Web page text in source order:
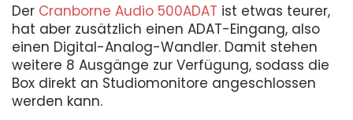
Der Cranborne Audio 500ADAT ist etwas teurer,
hat aber zusätzlich einen ADAT-Eingang, also
einen Digital-Analog-Wandler. Damit stehen
weitere 8 Ausgänge zur Verfügung, sodass die
Box direkt an Studiomonitore angeschlossen
werden kann.